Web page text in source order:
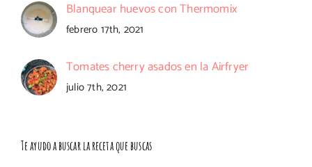
Blanquear huevos con Thermomix
febrero 17th, 2021
Tomates cherry asados en la Airfryer
julio 7th, 2021
Te ayudo a buscar la receta que buscas